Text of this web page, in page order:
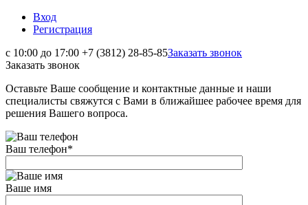
Вход
Регистрация
с 10:00 до 17:00 +7 (3812) 28-85-85Заказать звонок
Заказать звонок
Оставьте Ваше сообщение и контактные данные и наши
специалисты свяжутся с Вами в ближайшее рабочее время для
решения Вашего вопроса.
Ваш телефон*
Ваше имя